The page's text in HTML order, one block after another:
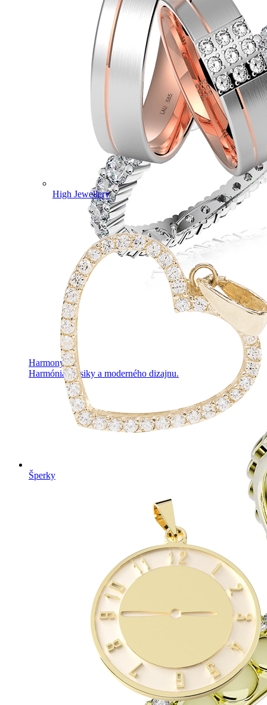
Harmony
Harmónia klasiky a moderného dizajnu.
High Jewellery
Šperky